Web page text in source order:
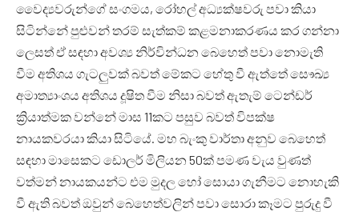
වෛද්‍යවරුන්ගේ සංගමය, රෝහල් අධ්‍යක්ෂවරු පවා කියා
සිටින්නේ පුළුවන් තරම් සැත්කම් කළමනාකරණය කර ගන්නා
ලෙසත් ඒ සඳහා අවශ්‍ය නිර්වින්ධන බෙහෙත් පවා නොමැති
වීම අතිශය ගැටලුවක් බවත් මේකට හේතු වී ඇත්තේ සෞඛ්‍ය
අමාත්‍යාංශය අතිශය දූෂිත වීම නිසා බවත් ඇතැම් ටෙන්ඩර්
ක්‍රියාත්මක වන්නේ මාස 11කට පසුව බවත් විපක්ෂ
නායකවරයා කියා සිටියේ. මහ බැංකු වාර්තා අනුව බෙහෙත්
සඳහා මාසෙකට ඩොලර් මිලියන 50ක් පමණ වැය වුණත්
වත්මන් නායකයන්ට එම මුදල හෝ සොයා ගැනීමට නොහැකි
වී ඇති බවත් ඔවුන් බෙහෙත්වලින් පවා සොරා කෑමට පුරුදු වී